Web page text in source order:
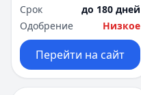
Срок
до 180 дней
Одобрение
Низкое
Перейти на сайт